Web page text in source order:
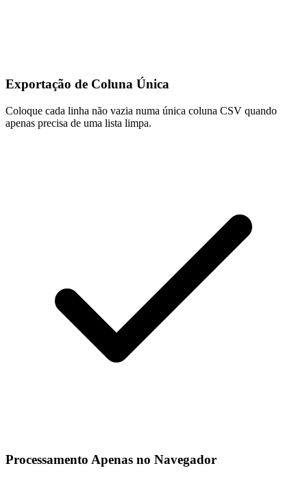
Exportação de Coluna Única
Coloque cada linha não vazia numa única coluna CSV quando
apenas precisa de uma lista limpa.
Processamento Apenas no Navegador